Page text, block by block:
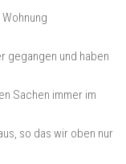
gegangen und haben
Sachen immer im
so das wir oben nur